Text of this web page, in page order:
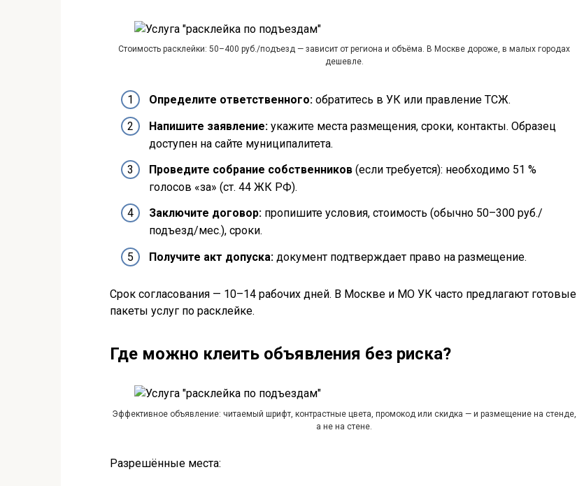
Стоимость расклейки: 50–400 руб./подъезд — зависит от региона и объёма. В Москве дороже, в малых городах
дешевле.
Определите ответственного: обратитесь в УК или правление ТСЖ.
Напишите заявление: укажите места размещения, сроки, контакты. Образец
доступен на сайте муниципалитета.
Проведите собрание собственников (если требуется): необходимо 51 %
голосов «за» (ст. 44 ЖК РФ).
Заключите договор: пропишите условия, стоимость (обычно 50–300 руб./
подъезд/мес.), сроки.
Получите акт допуска: документ подтверждает право на размещение.
Срок согласования — 10–14 рабочих дней. В Москве и МО УК часто предлагают готовые
пакеты услуг по расклейке.
Где можно клеить объявления без риска?
Эффективное объявление: читаемый шрифт, контрастные цвета, промокод или скидка — и размещение на стенде,
а не на стене.
Разрешённые места: